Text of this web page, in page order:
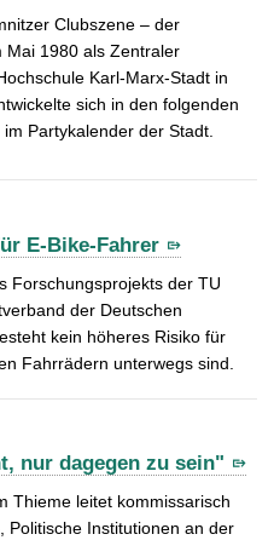
Clubszene – der
Mai 1980 als Zentraler
Karl-Marx-Stadt in
sich in den folgenden
Partykalender der Stadt.
E-Bike-Fahrer
Forschungsprojekts der TU
der Deutschen
kein höheres Risiko für
Fahrrädern unterwegs sind.
nur dagegen zu sein"
Thieme leitet kommissarisch
Politische Institutionen an der